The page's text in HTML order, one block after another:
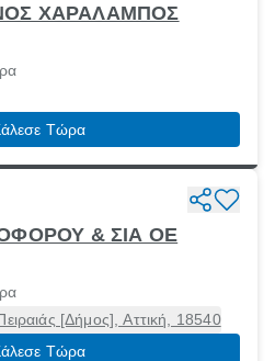
ΧΑΡΑΛΑΜΠΟΣ
Τώρα
& ΣΙΑ ΟΕ
[Δήμος], Αττική, 18540
Τώρα